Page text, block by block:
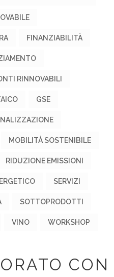
FINANZIABILITÀ
RINNOVABILI
GSE
MOBILITÀ SOSTENIBILE
RIDUZIONE EMISSIONI
SERVIZI
SOTTOPRODOTTI
VINO WORKSHOP
CON